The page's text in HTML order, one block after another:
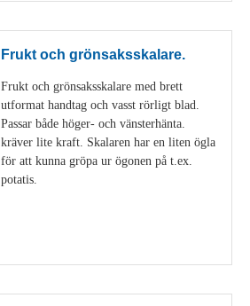
Frukt och grönsaksskalare.
Frukt och grönsaksskalare med brett
utformat handtag och vasst rörligt blad.
Passar både höger- och vänsterhänta.
kräver lite kraft. Skalaren har en liten ögla
för att kunna gröpa ur ögonen på t.ex.
potatis.